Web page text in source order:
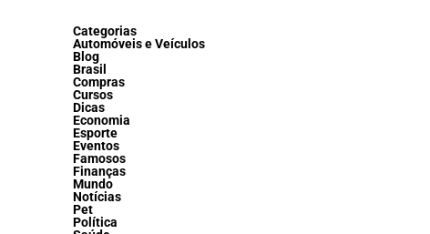
Categorias
Automóveis e Veículos
Blog
Brasil
Compras
Cursos
Dicas
Economia
Esporte
Eventos
Famosos
Finanças
Mundo
Notícias
Pet
Política